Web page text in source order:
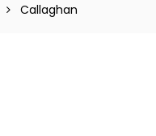
Callaghan